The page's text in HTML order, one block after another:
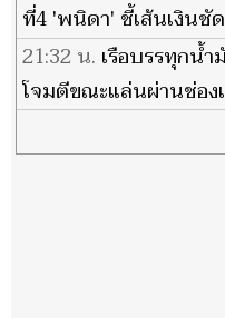
ที่4 'พนิดา' ชี้เส้นเงินชั
พรรคการเมือง
21:32 น. เรือบรรทุกน้ำ
โจมตีขณะแล่นผ่านช่อ